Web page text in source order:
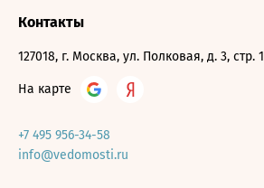
Контакты
127018, г. Москва, ул. Полковая, д. 3, стр. 1
На карте
+7 495 956-34-58
info@vedomosti.ru